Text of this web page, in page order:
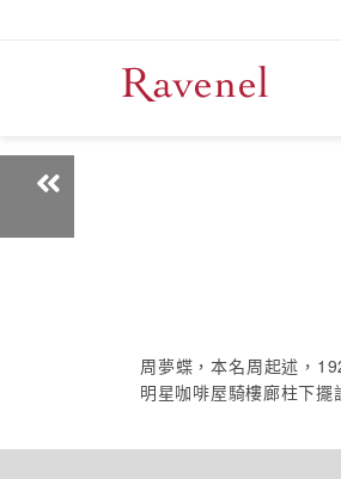
周夢蝶，本名周起述，
明星咖啡屋騎樓廊柱下